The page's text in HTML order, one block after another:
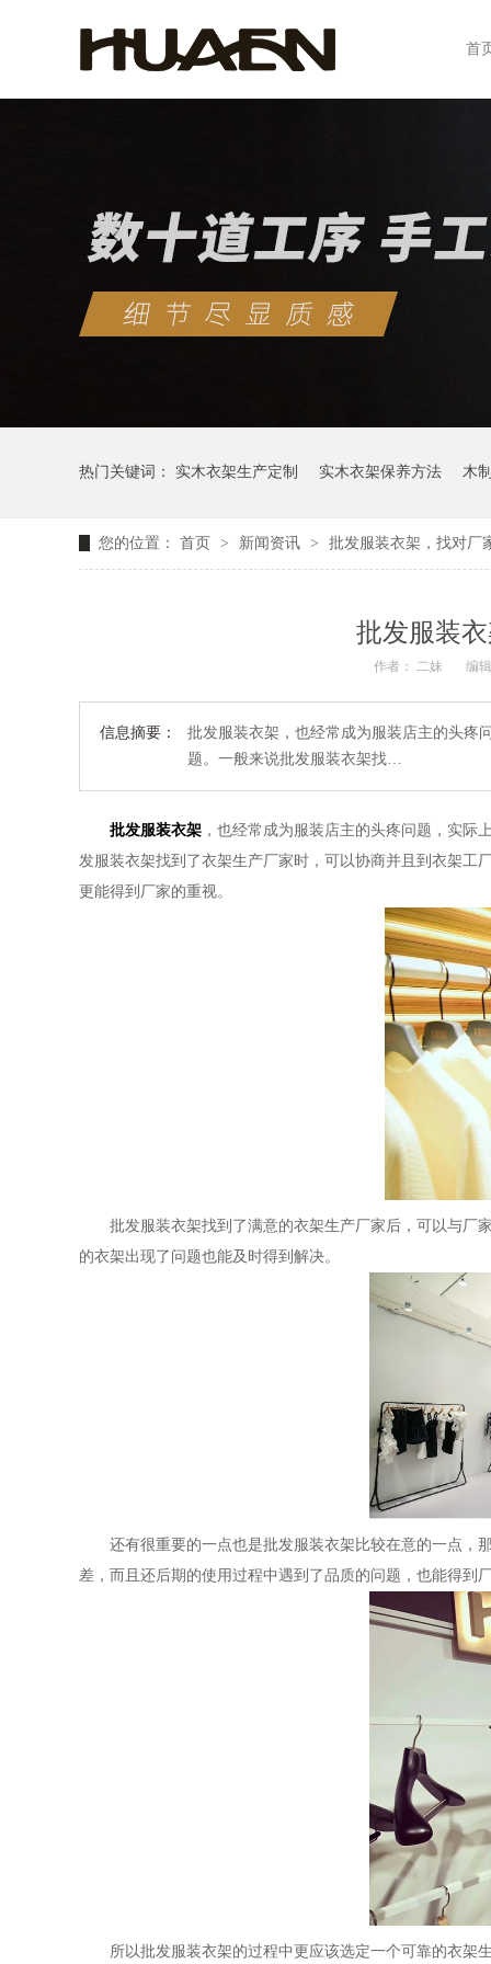
首
热门关键词： 实木衣架生产定制 实木衣架保养方法 木
您的位置： 首页 > 新闻资讯 > 批发服装衣架，找对厂
批发服装
作者： 二妹 编
信息摘要：
批发服装衣架，也经常成为服装店主的头疼
题。一般来说批发服装衣架找…
批发服装衣架 ，也经常成为服装店主的头疼问题，实
发服装衣架找到了衣架生产厂家时，可以协商并且到衣架工
更能得到厂家的重视。
批发服装衣架找到了满意的衣架生产厂家后，可以与厂
的衣架出现了问题也能及时得到解决。
还有很重要的一点也是批发服装衣架比较在意的一点，
差，而且还后期的使用过程中遇到了品质的问题，也能得到
所以批发服装衣架的过程中更应该选定一个可靠的衣架